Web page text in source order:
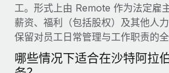
合规守望台
防范合规风险
设备管理
在全球范围内配置和跟踪 IT 设备
博客
Why owned entities are key to
EOR compliance
工。形式上由 Remote 作为法定雇
薪资、福利（包括股权）及其他人
保留对员工日常管理与工作职责的全
哪些情况下适合在沙特阿拉